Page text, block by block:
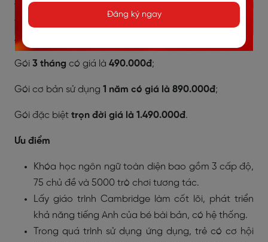
trúc và lộ trình học tập rõ ràng. Phần mềm phù hợp với
trẻ em từ 3 đến 8 tuổi, giúp bé phát triển kỹ năng tiếng
Anh toàn diện.
Gói 3 tháng có giá là 490.000đ;
Gói cơ bản sử dụng 1 năm có giá là 890.000đ;
Gói đặc biệt trọn đời giá là 1.490.000đ.
Ưu điểm
Khóa học ngôn ngữ toàn diện bao gồm 3 cấp độ,
75 chủ đề và 5000 trò chơi tương tác.
Lấy giáo trình Cambridge làm cốt lõi, phát triển
khả năng tiếng Anh của bé bài bản, có hệ thống.
Trong quá trình sử dụng ứng dụng, trẻ có cơ hội
Đăng ký ngay